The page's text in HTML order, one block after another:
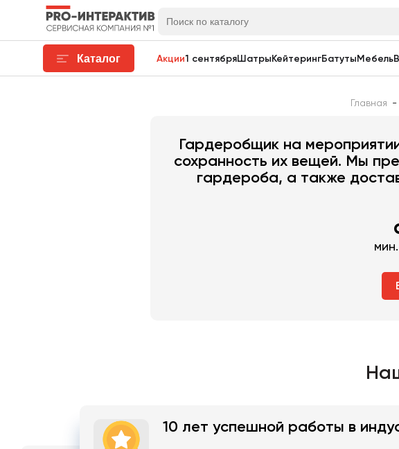
Каталог Акции1 сентябряШатры КейтерингБатуты Мебель
Главная -
Гардеробщик на
сохранность их вещей. Мы
гардероба, а также
10 лет успешной работы в